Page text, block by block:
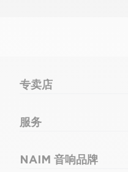
专卖店
服务
NAIM 音响品牌